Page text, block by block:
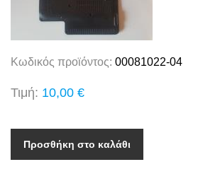
Κωδικός προϊόντος: 00081022-04
Τιμή: 10,00 €
Προσθήκη στο καλάθι